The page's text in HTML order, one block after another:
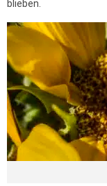
blieben.